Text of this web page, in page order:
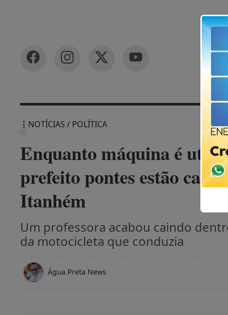
NOTÍCIAS / POLÍTICA
Enquanto máquina é
prefeito pontes estão
Itanhém
Um professora acabou caindo
da motocicleta que conduzia
Água Preta News